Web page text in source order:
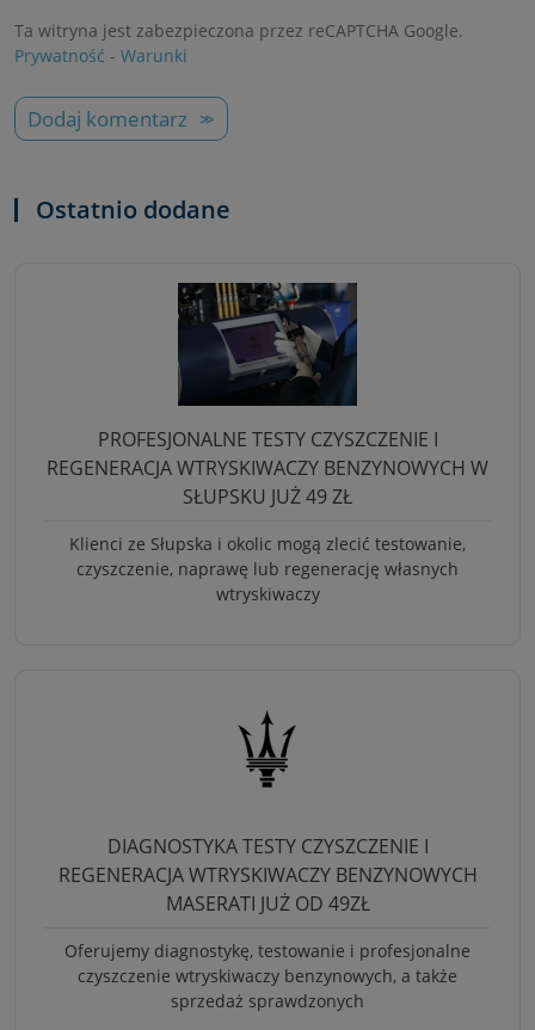
Ta witryna jest zabezpieczona przez reCAPTCHA Google.
Prywatność - Warunki
Dodaj komentarz
Ostatnio dodane
PROFESJONALNE TESTY CZYSZCZENIE I
REGENERACJA WTRYSKIWACZY BENZYNOWYCH W
SŁUPSKU JUŻ 49 ZŁ
Klienci ze Słupska i okolic mogą zlecić testowanie,
czyszczenie, naprawę lub regenerację własnych
wtryskiwaczy
DIAGNOSTYKA TESTY CZYSZCZENIE I
REGENERACJA WTRYSKIWACZY BENZYNOWYCH
MASERATI JUŻ OD 49ZŁ
Oferujemy diagnostykę, testowanie i profesjonalne
czyszczenie wtryskiwaczy benzynowych, a także
sprzedaż sprawdzonych